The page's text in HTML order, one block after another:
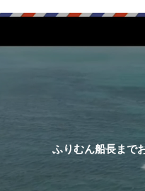
ふりむん船長まで